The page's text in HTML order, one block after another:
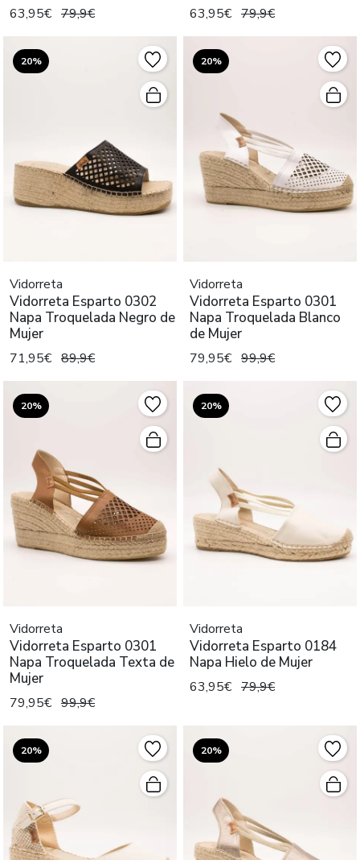
63,95€ 79,9€ 63,95€ 79,9€
20%
Vidorreta
Vidorreta Esparto 0302
Napa Troquelada Negro de
Mujer
71,95€ 89,9€
20%
Vidorreta
Vidorreta Esparto 0301
Napa Troquelada Blanco
de Mujer
79,95€ 99,9€
20%
Vidorreta
Vidorreta Esparto 0301
Napa Troquelada Texta de
Mujer
79,95€ 99,9€
20%
Vidorreta
Vidorreta Esparto 0184
Napa Hielo de Mujer
63,95€ 79,9€
20% 20%